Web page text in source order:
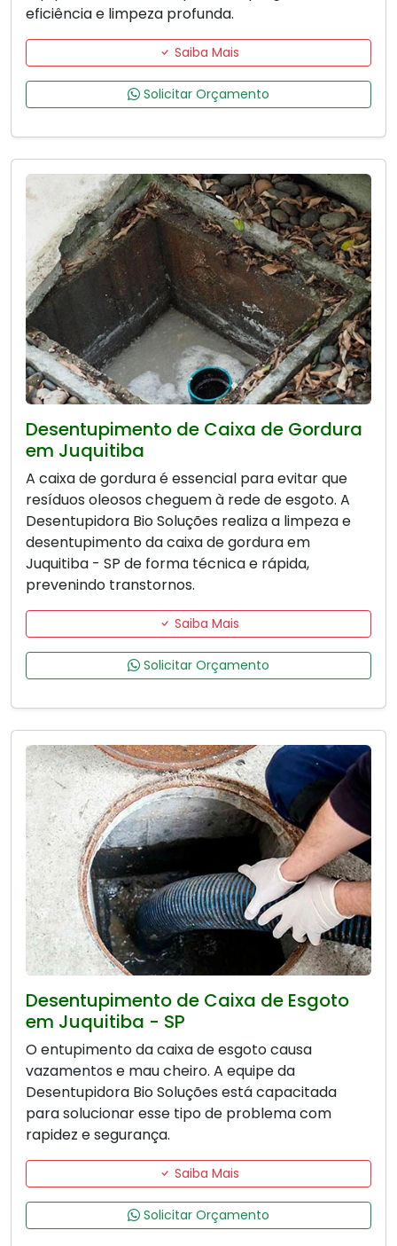
eficiência e limpeza profunda.
Saiba Mais
Solicitar Orçamento
Desentupimento de Caixa de Gordura
em Juquitiba
A caixa de gordura é essencial para evitar que
resíduos oleosos cheguem à rede de esgoto. A
Desentupidora Bio Soluções realiza a limpeza e
desentupimento da caixa de gordura em
Juquitiba - SP de forma técnica e rápida,
prevenindo transtornos.
Saiba Mais
Solicitar Orçamento
Desentupimento de Caixa de Esgoto
em Juquitiba - SP
O entupimento da caixa de esgoto causa
vazamentos e mau cheiro. A equipe da
Desentupidora Bio Soluções está capacitada
para solucionar esse tipo de problema com
rapidez e segurança.
Saiba Mais
Solicitar Orçamento